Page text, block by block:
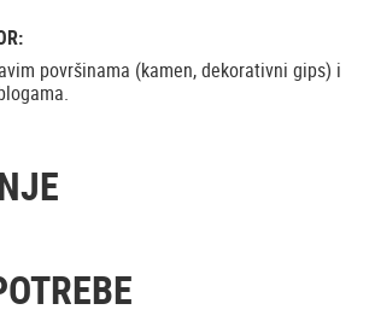
površinama (kamen, dekorativni gips) i